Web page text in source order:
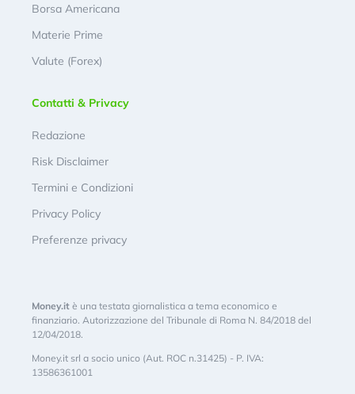
Borsa Americana
Materie Prime
Valute (Forex)
Contatti & Privacy
Redazione
Risk Disclaimer
Termini e Condizioni
Privacy Policy
Preferenze privacy
Money.it è una testata giornalistica a tema economico e
finanziario. Autorizzazione del Tribunale di Roma N. 84/2018 del
12/04/2018.
Money.it srl a socio unico (Aut. ROC n.31425) - P. IVA:
13586361001